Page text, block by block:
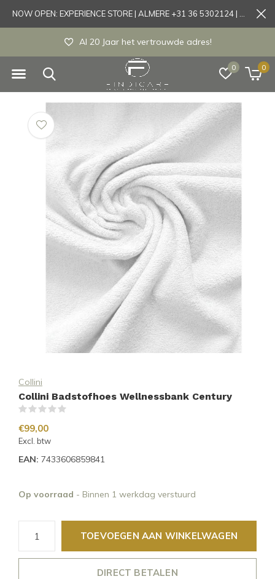
0 0
Al 20 Jaar het vertrouwde adres!
Collini
Collini Badstofhoes Wellnessbank Century
€99,00
Excl. btw
EAN: 7433606859841
Op voorraad - Binnen 1 werkdag verstuurd
TOEVOEGEN AAN WINKELWAGEN
DIRECT BETALEN